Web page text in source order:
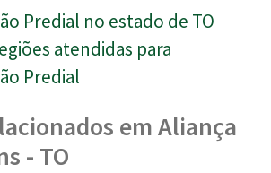
Predial no estado de TO
atendidas para
Predial
em Aliança
- TO